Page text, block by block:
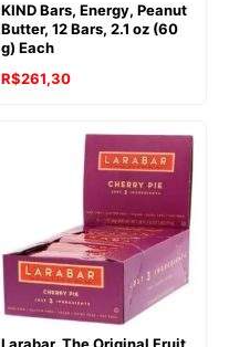
KIND Bars, Energy, Peanut
Butter, 12 Bars, 2.1 oz (60
g) Each
R$261,30